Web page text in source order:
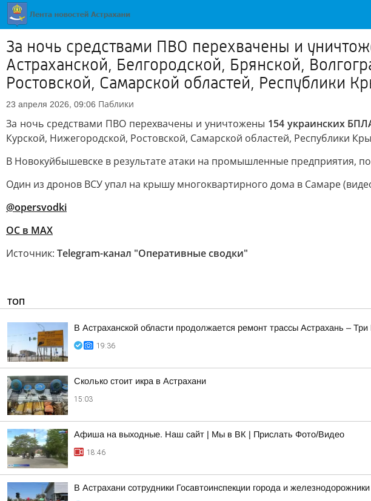
За ночь средствами ПВО перехвачены и
Астраханской, Белгородской, Брянской,
Ростовской, Самарской областей, Республики
23 апреля 2026, 09:06 Паблики
За ночь средствами ПВО перехвачены и уничтожены 154 украинских
Курской, Нижегородской, Ростовской, Самарской областей, Республики
В Новокуйбышевске в результате атаки на промышленные предприятия,
Один из дронов ВСУ упал на крышу многоквартирного дома в Самаре
@opersvodki
ОС в MAX
Источник: Telegram-канал "Оперативные сводки"
ТОП
В Астраханской области продолжается ремонт трассы Астрахань –
19:36
Сколько стоит икра в Астрахани
15:03
Афиша на выходные. Наш сайт | Мы в ВК | Прислать Фото/Видео
18:46
В Астрахани сотрудники Госавтоинспекции города и